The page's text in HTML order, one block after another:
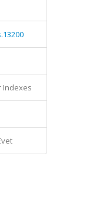
Indexes